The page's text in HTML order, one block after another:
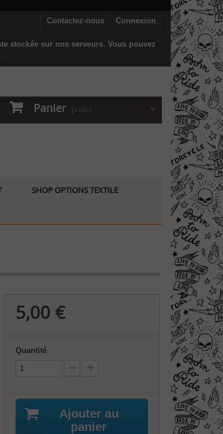
Connexion
Contactez-nous
stockée sur nos serveurs. Vous pouvez
Panier (vide)
SHOP OPTIONS TEXTILE
5,00 €
Quantité
Ajouter au
panier